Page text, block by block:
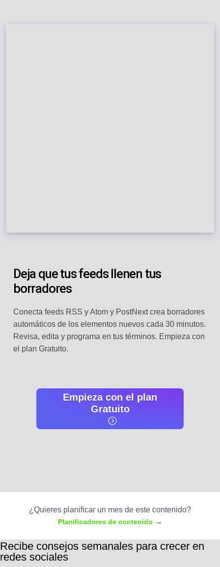
Deja que tus feeds llenen tus
borradores
Conecta feeds RSS y Atom y PostNext crea borradores
automáticos de los elementos nuevos cada 30 minutos.
Revisa, edita y programa en tus términos. Empieza con
el plan Gratuito.
Empieza con el plan
Gratuito
¿Quieres planificar un mes de este contenido?
Planificadores de contenido →
Recibe consejos semanales para crecer en
redes sociales